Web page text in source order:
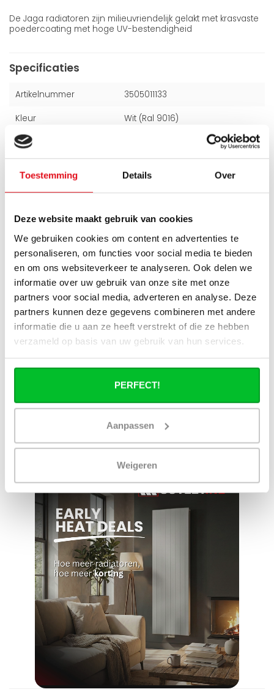
Toestemming Details Over
Deze website maakt gebruik van cookies
We gebruiken cookies om content en advertenties te
personaliseren, om functies voor social media te bieden
en om ons websiteverkeer te analyseren. Ook delen we
informatie over uw gebruik van onze site met onze
partners voor social media, adverteren en analyse. Deze
partners kunnen deze gegevens combineren met andere
informatie die u aan ze heeft verstrekt of die ze hebben
verzameld op basis van uw gebruik van hun services.
PERFECT!
Aanpassen
Weigeren
De Jaga radiatoren zijn milieuvriendelijk gelakt met krasvaste
poedercoating met hoge UV-bestendigheid
Specificaties
Artikelnummer 3505011133
Kleur Wit (Ral 9016)
Hoogte
Dikte
Alle specificaties
Heb je een vraag over dit product ?
Simon helpt je graag en kan al je vragen beantwoorden.
Stuur een bericht
Ruim assortiment
Levering uit eigen
14 dagen bedenktijd
Niet goed = Geld terug
Zelf ophalen in de
winkel?
Wij zijn 6 dagen per
Snelle levering in
Nederland en België
Geen onverwachte
kosten achteraf